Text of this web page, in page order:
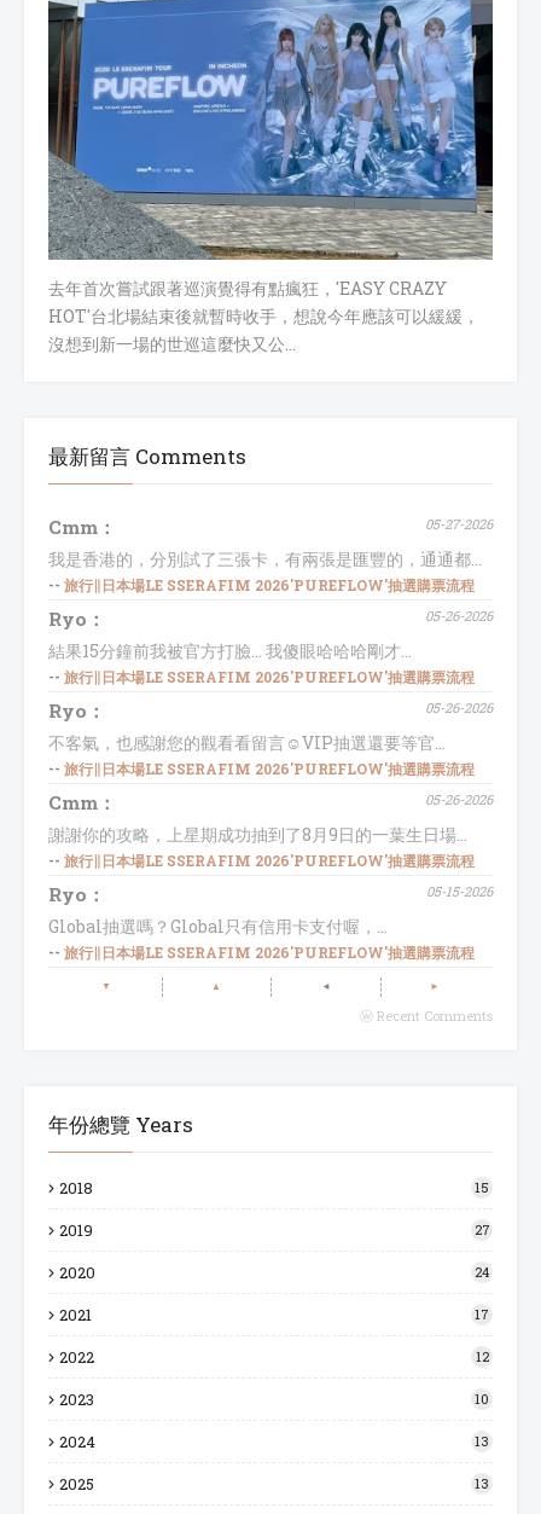
去年首次嘗試跟著巡演覺得有點瘋狂，'EASY CRAZY
HOT'台北場結束後就暫時收手，想說今年應該可以緩緩，
沒想到新一場的世巡這麼快又公…
最新留言 Comments
05-27-2026
Cmm：
我是香港的，分別試了三張卡，有兩張是匯豐的，通通都...
-- 旅行∥日本場LE SSERAFIM 2026'PUREFLOW'抽選購票流程
05-26-2026
Ryo：
結果15分鐘前我被官方打臉... 我傻眼哈哈哈剛才...
-- 旅行∥日本場LE SSERAFIM 2026'PUREFLOW'抽選購票流程
05-26-2026
Ryo：
不客氣，也感謝您的觀看看留言☺️VIP抽選還要等官...
-- 旅行∥日本場LE SSERAFIM 2026'PUREFLOW'抽選購票流程
05-26-2026
Cmm：
謝謝你的攻略，上星期成功抽到了8月9日的一葉生日場...
-- 旅行∥日本場LE SSERAFIM 2026'PUREFLOW'抽選購票流程
05-15-2026
Ryo：
Global抽選嗎？Global只有信用卡支付喔，...
-- 旅行∥日本場LE SSERAFIM 2026'PUREFLOW'抽選購票流程
▼ ▲ ◄ ►
ⓦ Recent Comments
年份總覽 Years
2018 15
2019 27
2020 24
2021 17
2022 12
2023 10
2024 13
2025 13